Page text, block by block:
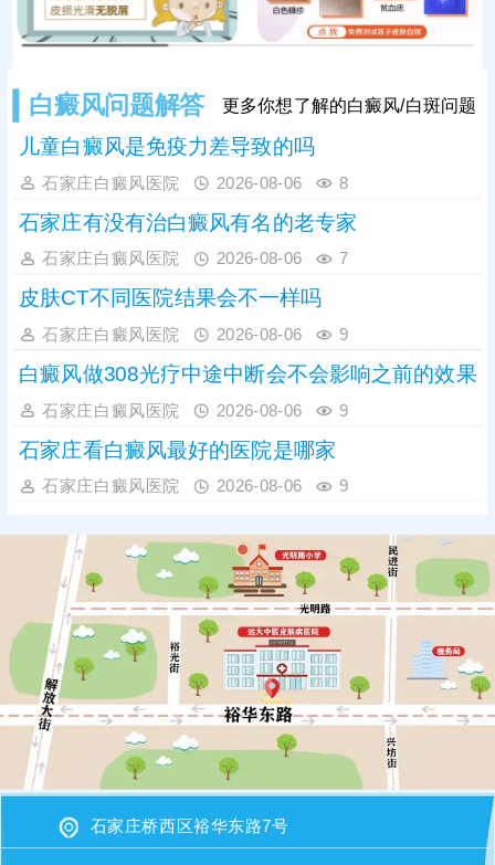
白癜风问题解答 更多你想了解的白癜风/白斑问题
儿童白癜风是免疫力差导致的吗
石家庄白癜风医院 2026-08-06 8
石家庄有没有治白癜风有名的老专家
石家庄白癜风医院 2026-08-06 7
皮肤CT不同医院结果会不一样吗
石家庄白癜风医院 2026-08-06 9
白癜风做308光疗中途中断会不会影响之前的效果
石家庄白癜风医院 2026-08-06 9
石家庄看白癜风最好的医院是哪家
石家庄白癜风医院 2026-08-06 9
石家庄桥西区裕华东路7号